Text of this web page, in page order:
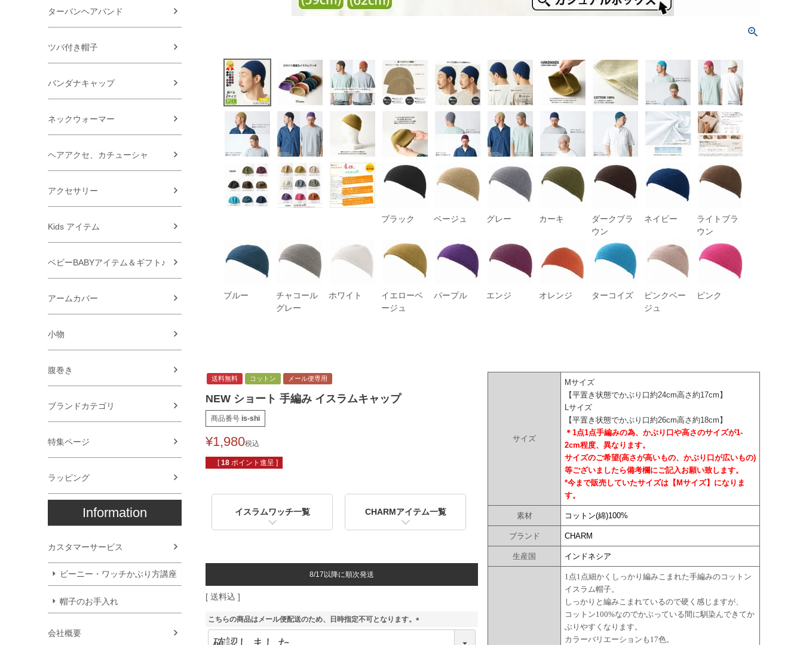
ターバンヘアバンド
ツバ付き帽子
バンダナキャップ
ネックウォーマー
ヘアアクセ、カチューシャ
アクセサリー
Kids アイテム
ベビーBABYアイテム＆ギフト♪
アームカバー
小物
腹巻き
ブランドカテゴリ
特集ページ
ラッピング
Information
カスタマーサービス
ビーニー・ワッチかぶり方講座
帽子のお手入れ
会社概要
ブラック ベージュ グレー カーキ
ダークブラ
ウン
ネイビー
ライトブラ
ウン
ブルー
チャコール
グレー
ホワイト
イエローベ
ージュ
パープル エンジ オレンジ ターコイズ
ピンクベー
ジュ
ピンク
送料無料 コットン メール便専用
NEW ショート 手編み イスラムキャップ
商品番号 is-shi
¥1,980税込
[ 18 ポイント進呈 ]
イスラムワッチ一覧 CHARMアイテム一覧
8/17以降に順次発送
送料込
こちらの商品はメール便配送のため、日時指定不可となります。
(
サイズ
Mサイズ
【平置き状態でかぶり口約24cm高さ約17cm】
Lサイズ
【平置き状態でかぶり口約26cm高さ約18cm】
＊1点1点手編みの為、かぶり口や高さのサイズが1-
2cm程度、異なります。
サイズのご希望(高さが高いもの、かぶり口が広いもの)
等ございましたら備考欄にご記入お願い致します。
*今まで販売していたサイズは【Mサイズ】になりま
す。
素材 コットン(綿)100%
ブランド CHARM
生産国 インドネシア
1点1点細かくしっかり編みこまれた手編みのコットン
イスラム帽子。
しっかりと編みこまれているので硬く感じますが、
コットン100%なのでかぶっている間に馴染んできてか
ぶりやすくなります。
カラーバリエーションも17色。